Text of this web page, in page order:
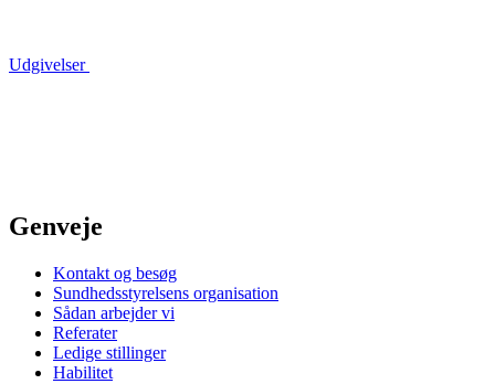
Udgivelser
Genveje
Kontakt og besøg
Sundhedsstyrelsens organisation
Sådan arbejder vi
Referater
Ledige stillinger
Habilitet